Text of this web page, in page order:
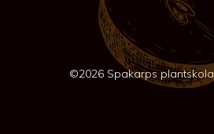
©2026 Spakarps plantskola